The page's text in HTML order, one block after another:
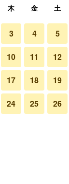
木 金 土
3 4 5
10 11 12
17 18 19
24 25 26